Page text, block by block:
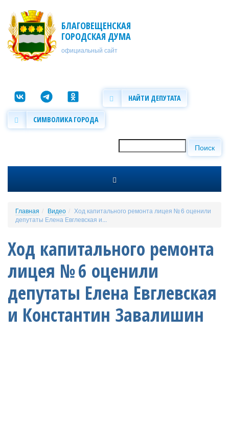
БЛАГОВЕЩЕНСКАЯ
ГОРОДСКАЯ ДУМА
официальный сайт
НАЙТИ ДЕПУТАТА
СИМВОЛИКА ГОРОДА
Форма поиска
Поиск
Главная Видео
Ход капитального ремонта лицея № 6 оценили
депутаты Елена Евглевская и...
Ход капитального ремонта
лицея № 6 оценили
депутаты Елена Евглевская
и Константин Завалишин